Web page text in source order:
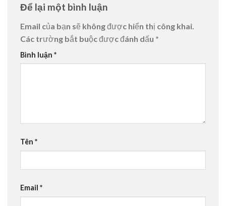
Để lại một bình luận
Email của bạn sẽ không được hiển thị công khai.
Các trường bắt buộc được đánh dấu *
Bình luận *
Tên *
Email *